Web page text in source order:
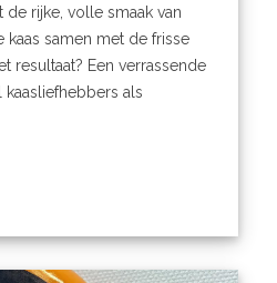
rijke, volle smaak van
samen met de frisse
resultaat? Een verrassende
als